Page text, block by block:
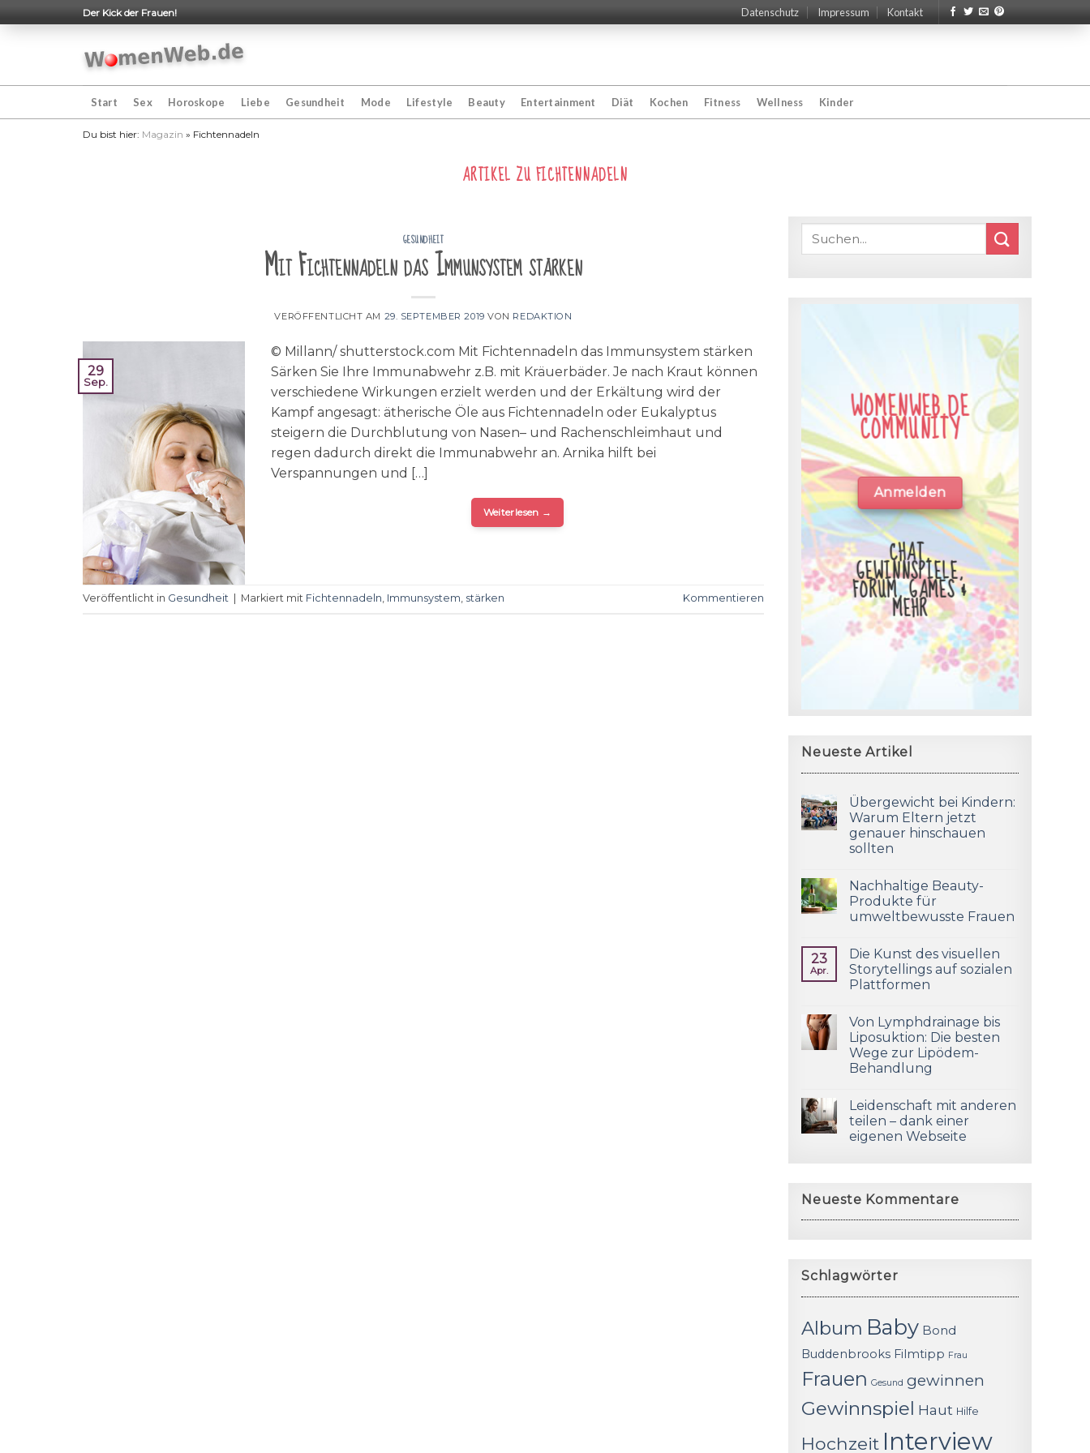
to
Der Kick der Frauen! Datenschutz Impressum Kontakt
Start Sex Horoskope Liebe Gesundheit Mode Lifestyle Beauty Entertainment Diät Kochen Fitness Wellness Kinder
Du bist hier: Magazin » Fichtennadeln
ARTIKEL ZUFICHTENNADELN
GESUNDHEIT
Mit Fichtennadeln das Immunsystem stärken
VERÖFFENTLICHT AM 29. SEPTEMBER 2019 VON REDAKTION
29
Sep.
© Millann/ shutterstock.com Mit Fichtennadeln das Immunsystem stärken
Särken Sie Ihre Immunabwehr z.B. mit Kräuerbäder. Je nach Kraut können
verschiedene Wirkungen erzielt werden und der Erkältung wird der
Kampf angesagt: ätherische Öle aus Fichtennadeln oder Eukalyptus
steigern die Durchblutung von Nasen– und Rachenschleimhaut und
regen dadurch direkt die Immunabwehr an. Arnika hilft bei
Verspannungen und […]
Weiterlesen →
Veröffentlicht in Gesundheit Markiert mit Fichtennadeln, Immunsystem, stärken Kommentieren
WOMENWEB.DE
COMMUNITY
Anmelden
CHAT,
GEWINNSPIELE,
FORUM, GAMES &
MEHR
Neueste Artikel
Übergewicht bei Kindern:
Warum Eltern jetzt
genauer hinschauen
sollten
Nachhaltige Beauty-
Produkte für
umweltbewusste Frauen
23
Apr.
Die Kunst des visuellen
Storytellings auf sozialen
Plattformen
Von Lymphdrainage bis
Liposuktion: Die besten
Wege zur Lipödem-
Behandlung
Leidenschaft mit anderen
teilen – dank einer
eigenen Webseite
Neueste Kommentare
Schlagwörter
Album Baby Bond
Buddenbrooks Filmtipp Frau
Frauen Gesund gewinnen
Gewinnspiel Haut Hilfe
Hochzeit Interview